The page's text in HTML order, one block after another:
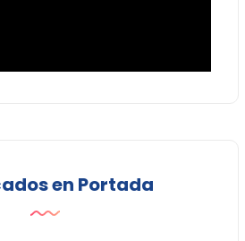
en Portada